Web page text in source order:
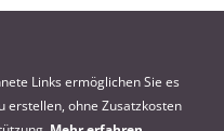
Links ermöglichen Sie es
erstellen, ohne Zusatzkosten